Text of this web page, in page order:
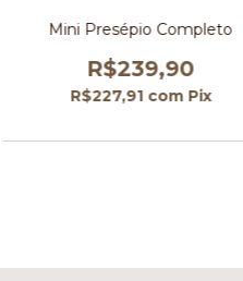
Mini Presépio Completo
R$239,90
R$227,91 com Pix